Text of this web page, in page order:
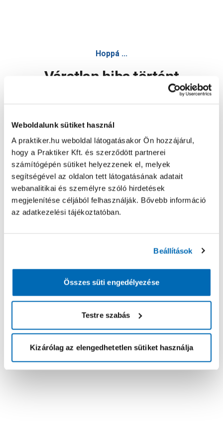
Weboldalunk sütiket használ
A praktiker.hu weboldal látogatásakor Ön hozzájárul,
hogy a Praktiker Kft. és szerződött partnerei
számítógépén sütiket helyezzenek el, melyek
segítségével az oldalon tett látogatásának adatait
webanalitikai és személyre szóló hirdetések
megjelenítése céljából felhasználják. Bővebb információ
az adatkezelési tájékoztatóban.
Beállítások
Összes süti engedélyezése
Testre szabás
Kizárólag az elengedhetetlen sütiket használja
Hoppá ...
Váratlan hiba történt
Oldal újratöltése